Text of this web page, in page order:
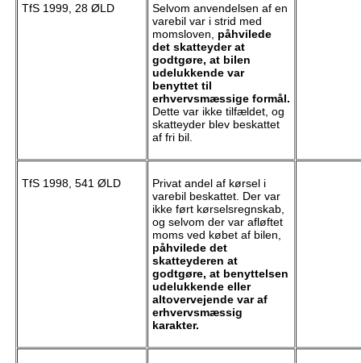
TfS 1999, 28 ØLD
Selvom anvendelsen af en
varebil var i strid med
momsloven, påhvilede
det skatteyder at
godtgøre, at bilen
udelukkende var
benyttet til
erhvervsmæssige formål.
Dette var ikke tilfældet, og
skatteyder blev beskattet
af fri bil.
TfS 1998, 541 ØLD
Privat andel af kørsel i
varebil beskattet. Der var
ikke ført kørselsregnskab,
og selvom der var afløftet
moms ved købet af bilen,
påhvilede det
skatteyderen at
godtgøre, at benyttelsen
udelukkende eller
altovervejende var af
erhvervsmæssig
karakter.